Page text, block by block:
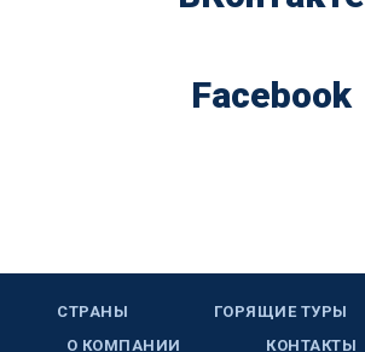
Facebook
СТРАНЫ ГОРЯЩИЕ ТУРЫ
О КОМПАНИИ
КОНТАКТЫ